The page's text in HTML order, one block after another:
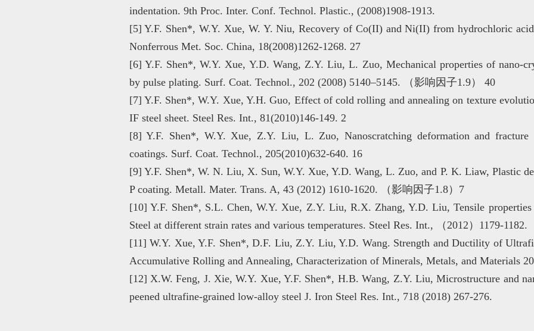
indentation. 9th Proc. Inter. Conf. Technol. Plastic., (2008)1908-1913.
[5] Y.F. Shen*, W.Y. Xue, W. Y. Niu, Recovery of Co(II) and Ni(II) from hydrochloric
Nonferrous Met. Soc. China, 18(2008)1262-1268. 27
[6] Y.F. Shen*, W.Y. Xue, Y.D. Wang, Z.Y. Liu, L. Zuo, Mechanical properties of nano-
by pulse plating. Surf. Coat. Technol., 202 (2008) 5140–5145. （影响因子1.9） 40
[7] Y.F. Shen*, W.Y. Xue, Y.H. Guo, Effect of cold rolling and annealing on texture
IF steel sheet. Steel Res. Int., 81(2010)146-149. 2
[8] Y.F. Shen*, W.Y. Xue, Z.Y. Liu, L. Zuo, Nanoscratching deformation and fracture
coatings. Surf. Coat. Technol., 205(2010)632-640. 16
[9] Y.F. Shen*, W. N. Liu, X. Sun, W.Y. Xue, Y.D. Wang, L. Zuo, and P. K. Liaw, Plastic
P coating. Metall. Mater. Trans. A, 43 (2012) 1610-1620. （影响因子1.8）7
[10] Y.F. Shen*, S.L. Chen, W.Y. Xue, Z.Y. Liu, R.X. Zhang, Y.D. Liu, Tensile
Steel at different strain rates and various temperatures. Steel Res. Int., （2012）1179-1182.
[11] W.Y. Xue, Y.F. Shen*, D.F. Liu, Z.Y. Liu, Y.D. Wang. Strength and Ductility of
Accumulative Rolling and Annealing, Characterization of Minerals, Metals, and Materials
[12] X.W. Feng, J. Xie, W.Y. Xue, Y.F. Shen*, H.B. Wang, Z.Y. Liu, Microstructure and
peened ultrafine-grained low-alloy steel J. Iron Steel Res. Int., 718 (2018) 267-276.